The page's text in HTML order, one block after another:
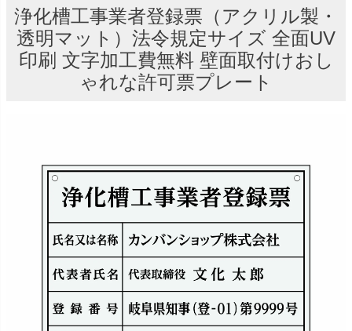
浄化槽工事業者登録票（アクリル製・
透明マット）法令規定サイズ 全面UV
印刷 文字加工費無料 壁面取付けおし
ゃれな許可票プレート